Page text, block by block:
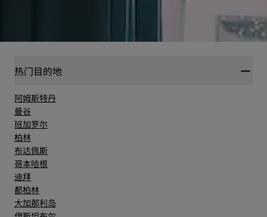
热门目的地
阿姆斯特丹
曼谷
班加罗尔
柏林
布达佩斯
哥本哈根
迪拜
都柏林
大加那利岛